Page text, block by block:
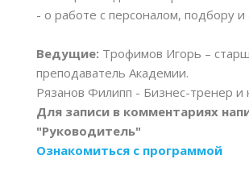
- о работе с персоналом, подбору и
Ведущие: Трофимов Игорь –
преподаватель Академии.
Рязанов Филипп - Бизнес-тренер и
Для записи в комментариях
"Руководитель"
Ознакомиться с программой